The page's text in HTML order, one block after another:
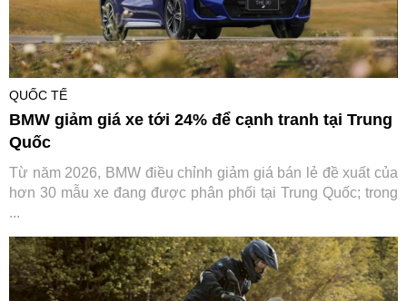
QUỐC TẾ
BMW giảm giá xe tới 24% để cạnh tranh tại Trung
Quốc
Từ năm 2026, BMW điều chỉnh giảm giá bán lẻ đề xuất của
hơn 30 mẫu xe đang được phân phối tại Trung Quốc; trong
...